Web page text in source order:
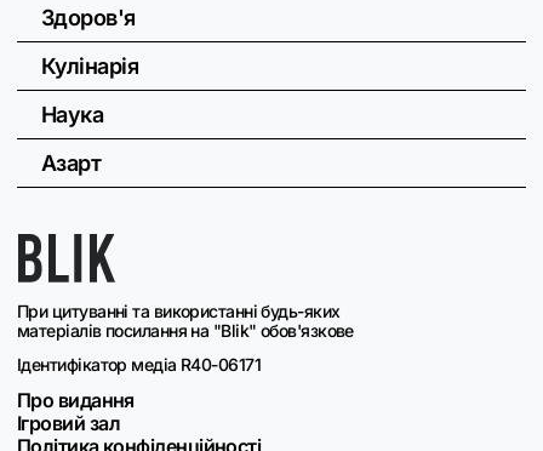
При цитуванні та використанні будь-яких
матеріалів посилання на "Blik" обов'язкове
Ідентифікатор медіа R40-06171
Про видання
Ігровий зал
Політика конфіденційності
Здоров'я
Кулінарія
Наука
Азарт